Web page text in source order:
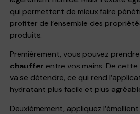
qui permettent de mieux faire
profiter de l’ensemble des
produits.
Premièrement, vous pouvez
chauffer entre vos mains. De cette
va se détendre, ce qui rend
hydratant plus facile et plus
Deuxièmement, appliquez